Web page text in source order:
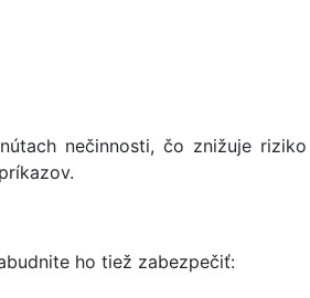
nečinnosti, čo znižuje
ho tiež zabezpečiť: